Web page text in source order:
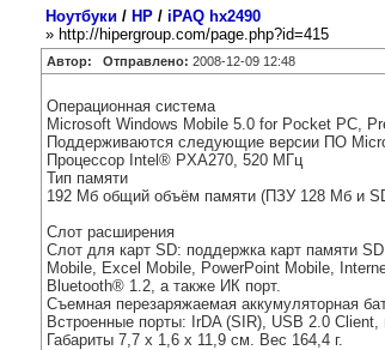
Ноутбуки / HP / iPAQ hx2490
» http://hipergroup.com/page.php?id=415
Автор: Отправлено: 2008-12-09 12:48
Операционная система
Microsoft Windows Mobile 5.0 for Pocket PC,
Поддерживаются следующие версии ПО
Процессор Intel® PXA270, 520 МГц
Тип памяти
192 Мб общий объём памяти (ПЗУ 128 Мб и
Слот расширения
Слот для карт SD: поддержка карт памяти
Mobile, Excel Mobile, PowerPoint Mobile,
Bluetooth® 1.2, а также ИК порт.
Съемная перезаряжаемая аккумуляторная
Встроенные порты: IrDA (SIR), USB 2.0
Габариты 7,7 x 1,6 x 11,9 см. Вес 164,4 г.